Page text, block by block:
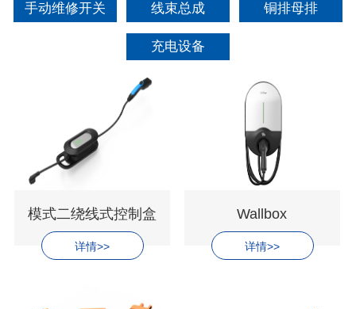
手动维修开关 线束总成 铜排母排
充电设备
模式二绕线式控制盒
详情>>
Wallbox
详情>>